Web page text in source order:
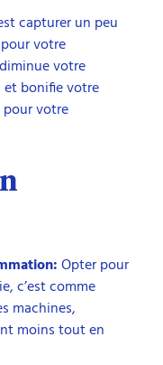
capturer un peu
votre
votre
et bonifie votre
pour votre
Opter pour
c’est comme
machines,
moins tout en